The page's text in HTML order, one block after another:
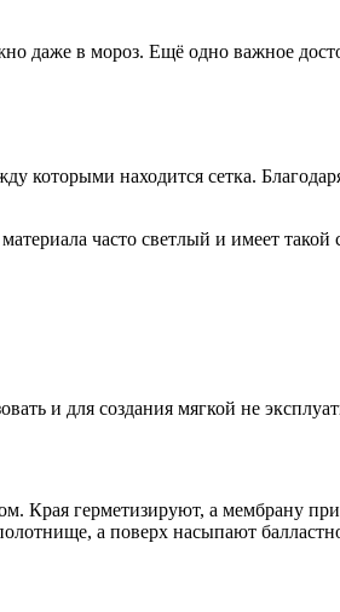
даже в мороз. Ещё одно важное
которыми находится сетка.
часто светлый и имеет такой
и для создания мягкой не
Края герметизируют, а мембрану
а поверх насыпают